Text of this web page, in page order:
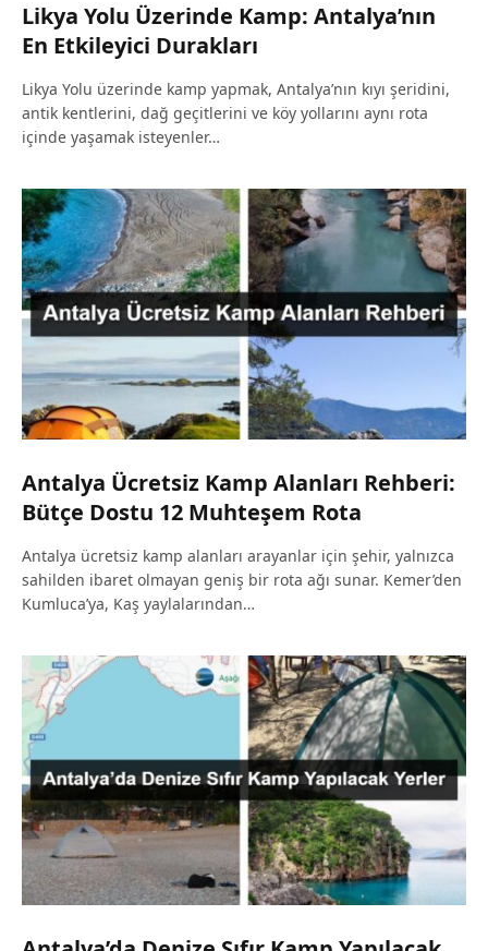
Likya Yolu Üzerinde Kamp: Antalya’nın
En Etkileyici Durakları
Likya Yolu üzerinde kamp yapmak, Antalya’nın kıyı şeridini,
antik kentlerini, dağ geçitlerini ve köy yollarını aynı rota
içinde yaşamak isteyenler…
Antalya Ücretsiz Kamp Alanları Rehberi:
Bütçe Dostu 12 Muhteşem Rota
Antalya ücretsiz kamp alanları arayanlar için şehir, yalnızca
sahilden ibaret olmayan geniş bir rota ağı sunar. Kemer’den
Kumluca’ya, Kaş yaylalarından…